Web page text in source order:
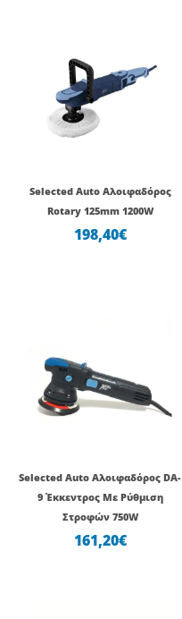
Selected Auto Αλοιφαδόρος
Rotary 125mm 1200W
198,40€
Selected Auto Αλοιφαδόρος DA-
9 Έκκεντρος Με Ρύθμιση
Στροφών 750W
161,20€